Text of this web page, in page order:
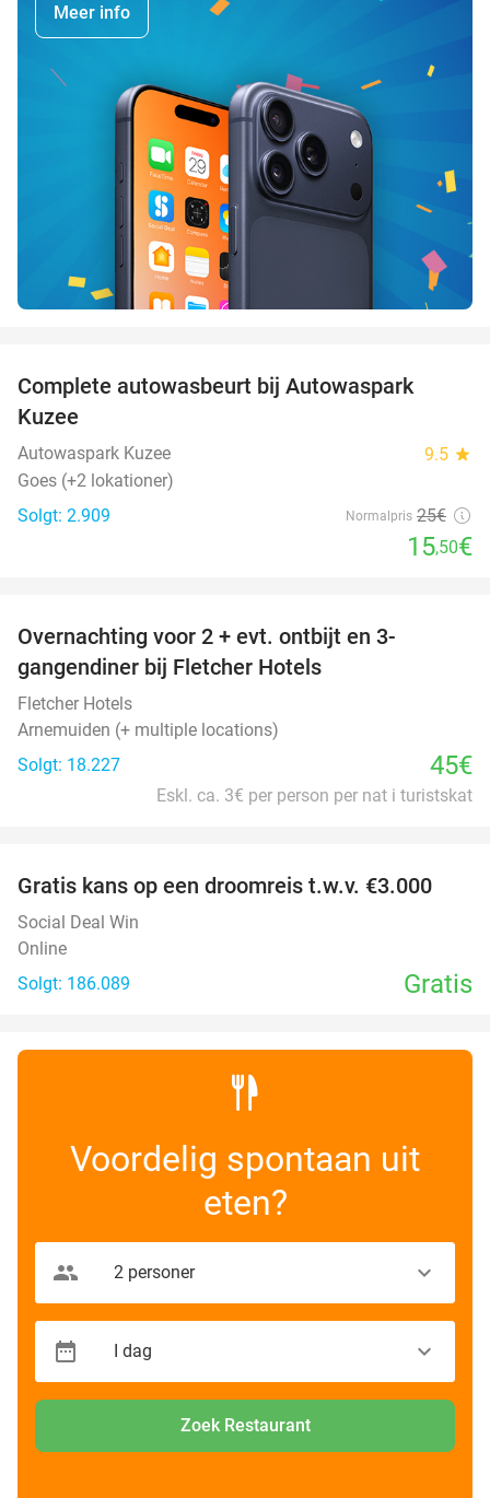
Meer info
Complete autowasbeurt bij Autowaspark
Kuzee
Autowaspark Kuzee 9.5 star
Goes (+2 lokationer)
Solgt: 2.909
Normalpris 25€
15,50€
Overnachting voor 2 + evt. ontbijt en 3-
gangendiner bij Fletcher Hotels
Fletcher Hotels
Arnemuiden (+ multiple locations)
Solgt: 18.227
45€
Eskl. ca. 3€ per person per nat i turistskat
Gratis kans op een droomreis t.w.v. €3.000
Social Deal Win
Online
Solgt: 186.089
Gratis
Voordelig spontaan uit
eten?
Zoek Restaurant